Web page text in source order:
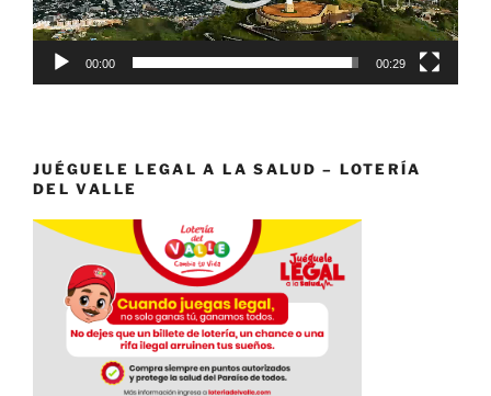
00:00 00:29
JUÉGUELE LEGAL A LA SALUD – LOTERÍA
DEL VALLE